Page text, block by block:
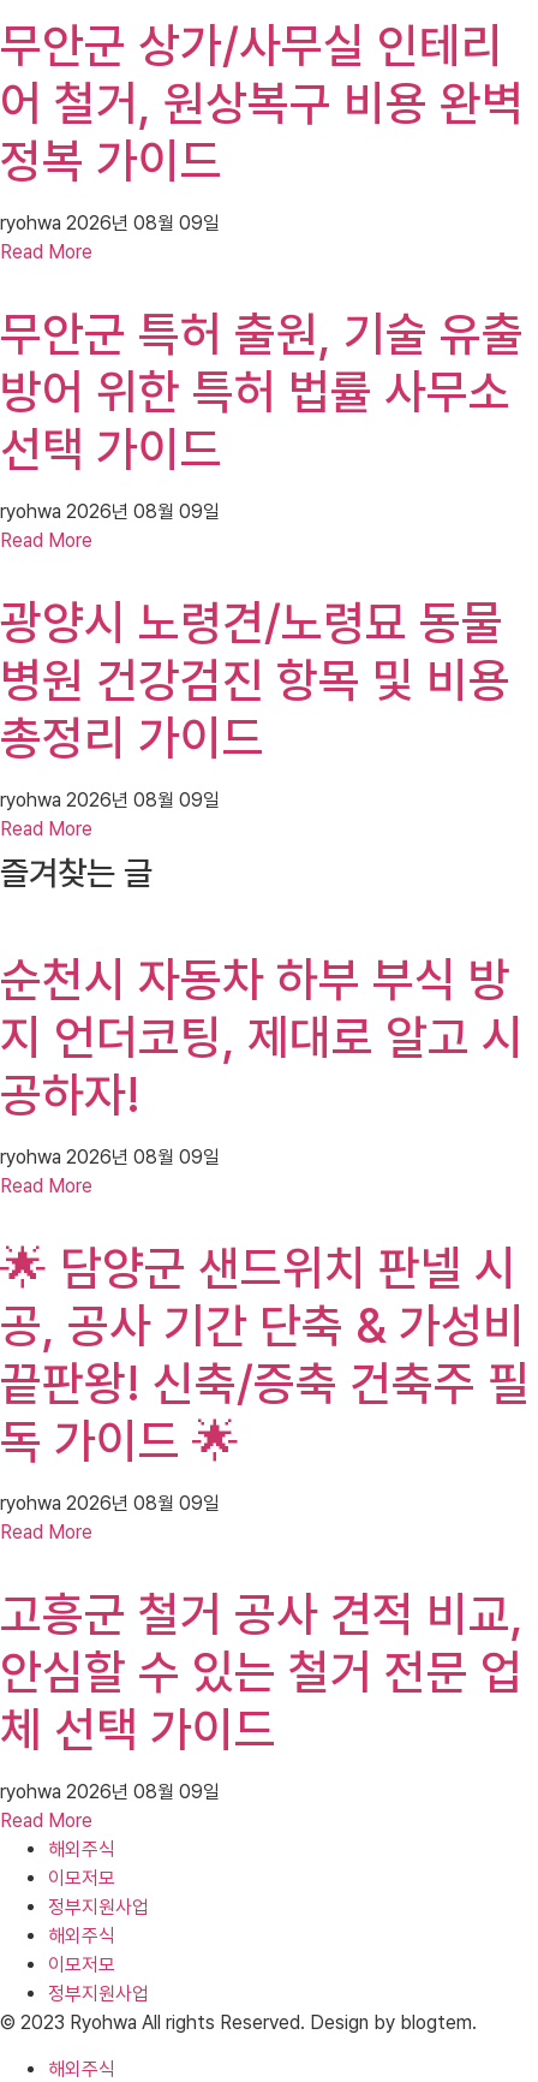
무안군 상가/사무실 인테리
어 철거, 원상복구 비용 완벽
정복 가이드
ryohwa 2026년 08월 09일
Read More
무안군 특허 출원, 기술 유출
방어 위한 특허 법률 사무소
선택 가이드
ryohwa 2026년 08월 09일
Read More
광양시 노령견/노령묘 동물
병원 건강검진 항목 및 비용
총정리 가이드
ryohwa 2026년 08월 09일
Read More
즐겨찾는 글
순천시 자동차 하부 부식 방
지 언더코팅, 제대로 알고 시
공하자!
ryohwa 2026년 08월 09일
Read More
🌟 담양군 샌드위치 판넬 시
공, 공사 기간 단축 & 가성비
끝판왕! 신축/증축 건축주 필
독 가이드 🌟
ryohwa 2026년 08월 09일
Read More
고흥군 철거 공사 견적 비교,
안심할 수 있는 철거 전문 업
체 선택 가이드
ryohwa 2026년 08월 09일
Read More
해외주식
이모저모
정부지원사업
해외주식
이모저모
정부지원사업
© 2023 Ryohwa All rights Reserved. Design by blogtem.
해외주식